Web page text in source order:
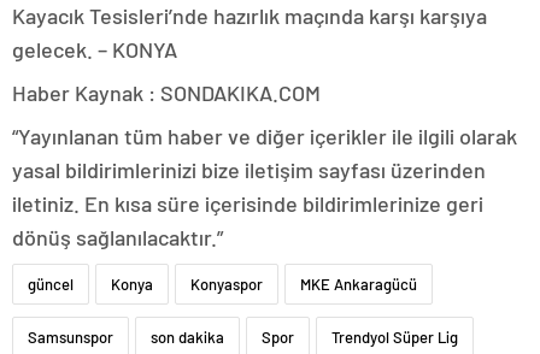
Kayacık Tesisleri’nde hazırlık maçında karşı karşıya
gelecek. – KONYA
Haber Kaynak : SONDAKIKA.COM
“Yayınlanan tüm haber ve diğer içerikler ile ilgili olarak
yasal bildirimlerinizi bize iletişim sayfası üzerinden
iletiniz. En kısa süre içerisinde bildirimlerinize geri
dönüş sağlanılacaktır.”
güncel Konya Konyaspor MKE Ankaragücü
Samsunspor son dakika Spor Trendyol Süper Lig